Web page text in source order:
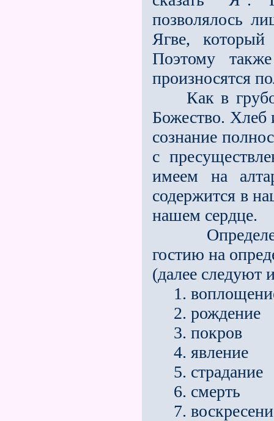
позволялось
Ягве,
Поэтому
произносятся
Как в
Божество. Хлеб
сознание
с
имеем на
содержится в
нашем сердце.
гостию на
(далее следуют
1.
2. рождение
3. покров
4. явление
5. страдание
6. смерть
7.